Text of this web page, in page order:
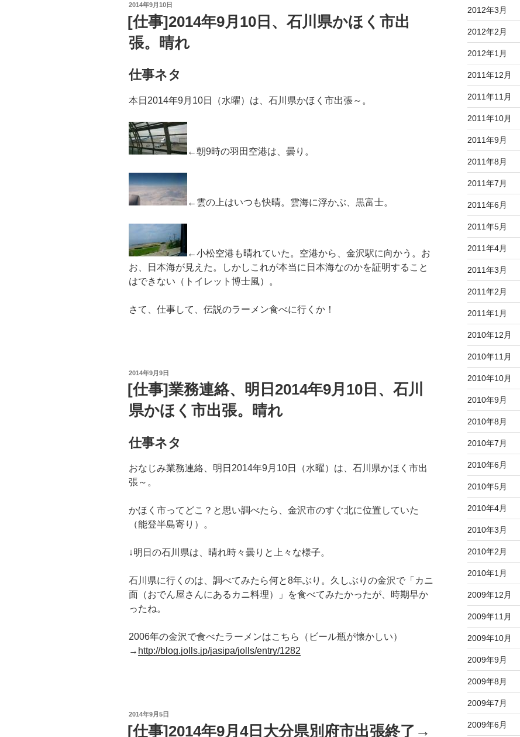
投
日:
2014年9月10日
[仕事]2014年9月10日、石川県かほく市出
張。晴れ
仕事ネタ
本日2014年9月10日（水曜）は、石川県かほく市出張～。
←朝9時の羽田空港は、曇り。
←雲の上はいつも快晴。雲海に浮かぶ、黒富士。
←小松空港も晴れていた。空港から、金沢駅に向かう。お
お、日本海が見えた。しかしこれが本当に日本海なのかを証明すること
はできない（トイレット博士風）。
さて、仕事して、伝説のラーメン食べに行くか！
投
稿
日:
2014年9月9日
[仕事]業務連絡、明日2014年9月10日、石川
県かほく市出張。晴れ
仕事ネタ
おなじみ業務連絡、明日2014年9月10日（水曜）は、石川県かほく市出
張～。
かほく市ってどこ？と思い調べたら、金沢市のすぐ北に位置していた
（能登半島寄り）。
↓明日の石川県は、晴れ時々曇りと上々な様子。
石川県に行くのは、調べてみたら何と8年ぶり。久しぶりの金沢で「カニ
面（おでん屋さんにあるカニ料理）」を食べてみたかったが、時期早か
ったね。
2006年の金沢で食べたラーメンはこちら（ビール瓶が懐かしい）
→ http://blog.jolls.jp/jasipa/jolls/entry/1282
投
日:
2014年9月5日
[仕事]2014年9月4日大分県別府市出張終了→
2012年3月
2012年2月
2012年1月
2011年12月
2011年11月
2011年10月
2011年9月
2011年8月
2011年7月
2011年6月
2011年5月
2011年4月
2011年3月
2011年2月
2011年1月
2010年12月
2010年11月
2010年10月
2010年9月
2010年8月
2010年7月
2010年6月
2010年5月
2010年4月
2010年3月
2010年2月
2010年1月
2009年12月
2009年11月
2009年10月
2009年9月
2009年8月
2009年7月
2009年6月